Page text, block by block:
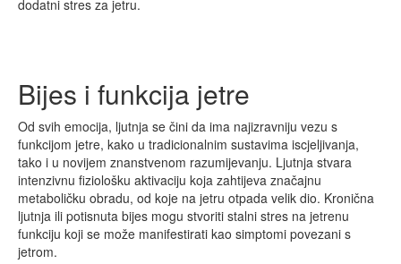
dodatni stres za jetru.
Bijes i funkcija jetre
Od svih emocija, ljutnja se čini da ima najizravniju vezu s
funkcijom jetre, kako u tradicionalnim sustavima iscjeljivanja,
tako i u novijem znanstvenom razumijevanju. Ljutnja stvara
intenzivnu fiziološku aktivaciju koja zahtijeva značajnu
metaboličku obradu, od koje na jetru otpada velik dio. Kronična
ljutnja ili potisnuta bijes mogu stvoriti stalni stres na jetrenu
funkciju koji se može manifestirati kao simptomi povezani s
jetrom.